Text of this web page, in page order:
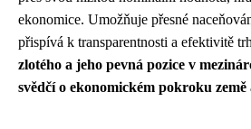
ekonomice. Umožňuje přesné
přispívá k transparentnosti a efektivitě
zlotého a jeho pevná pozice v
svědčí o ekonomickém pokroku